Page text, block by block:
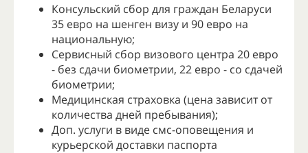
Консульский сбор для граждан Беларуси
35 евро на шенген визу и 90 евро на
национальную;
Сервисный сбор визового центра 20 евро
- без сдачи биометрии, 22 евро - со сдачей
биометрии;
Медицинская страховка (цена зависит от
количества дней пребывания);
Доп. услуги в виде смс-оповещения и
курьерской доставки паспорта